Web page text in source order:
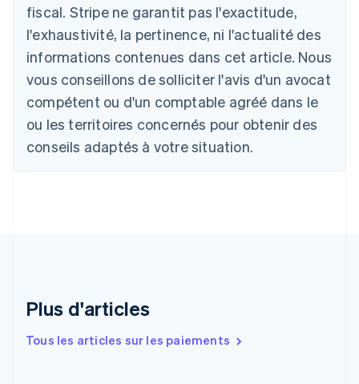
fiscal. Stripe ne garantit pas l'exactitude,
l'exhaustivité, la pertinence, ni l'actualité des
informations contenues dans cet article. Nous
vous conseillons de solliciter l'avis d'un avocat
compétent ou d'un comptable agréé dans le
ou les territoires concernés pour obtenir des
conseils adaptés à votre situation.
Plus d'articles
Tous les articles sur les paiements
Autriche
Belgique
NederlandsFrançaisDeutschEnglish
Brésil
PortuguêsEnglish
Bulgarie
English
English Français
Chine continentale
English
Espagne